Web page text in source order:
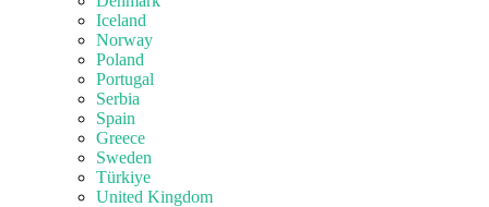
Iceland
Norway
Poland
Portugal
Serbia
Spain
Greece
Sweden
Türkiye
United Kingdom